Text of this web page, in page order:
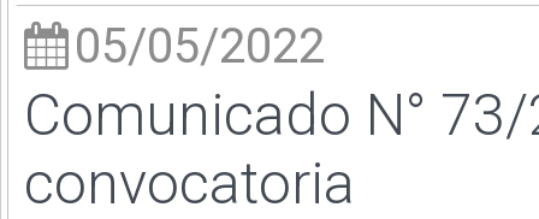
05/05/2022
Comunicado N°
convocatoria